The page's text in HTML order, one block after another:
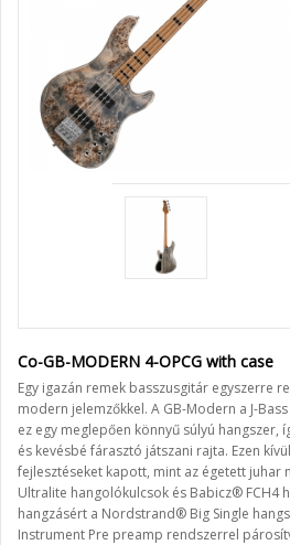
Co-GB-MODERN 4-OPCG with case
Egy igazán remek basszusgitár egyszerre
modern jelemzőkkel. A GB-Modern a J-
ez egy meglepően könnyű súlyú hangszer,
és kevésbé fárasztó játszani rajta. Ezen
fejlesztéseket kapott, mint az égetett
Ultralite hangolókulcsok és Babicz® FCH4
hangzásért a Nordstrand® Big Single
Instrument Pre preamp rendszerrel